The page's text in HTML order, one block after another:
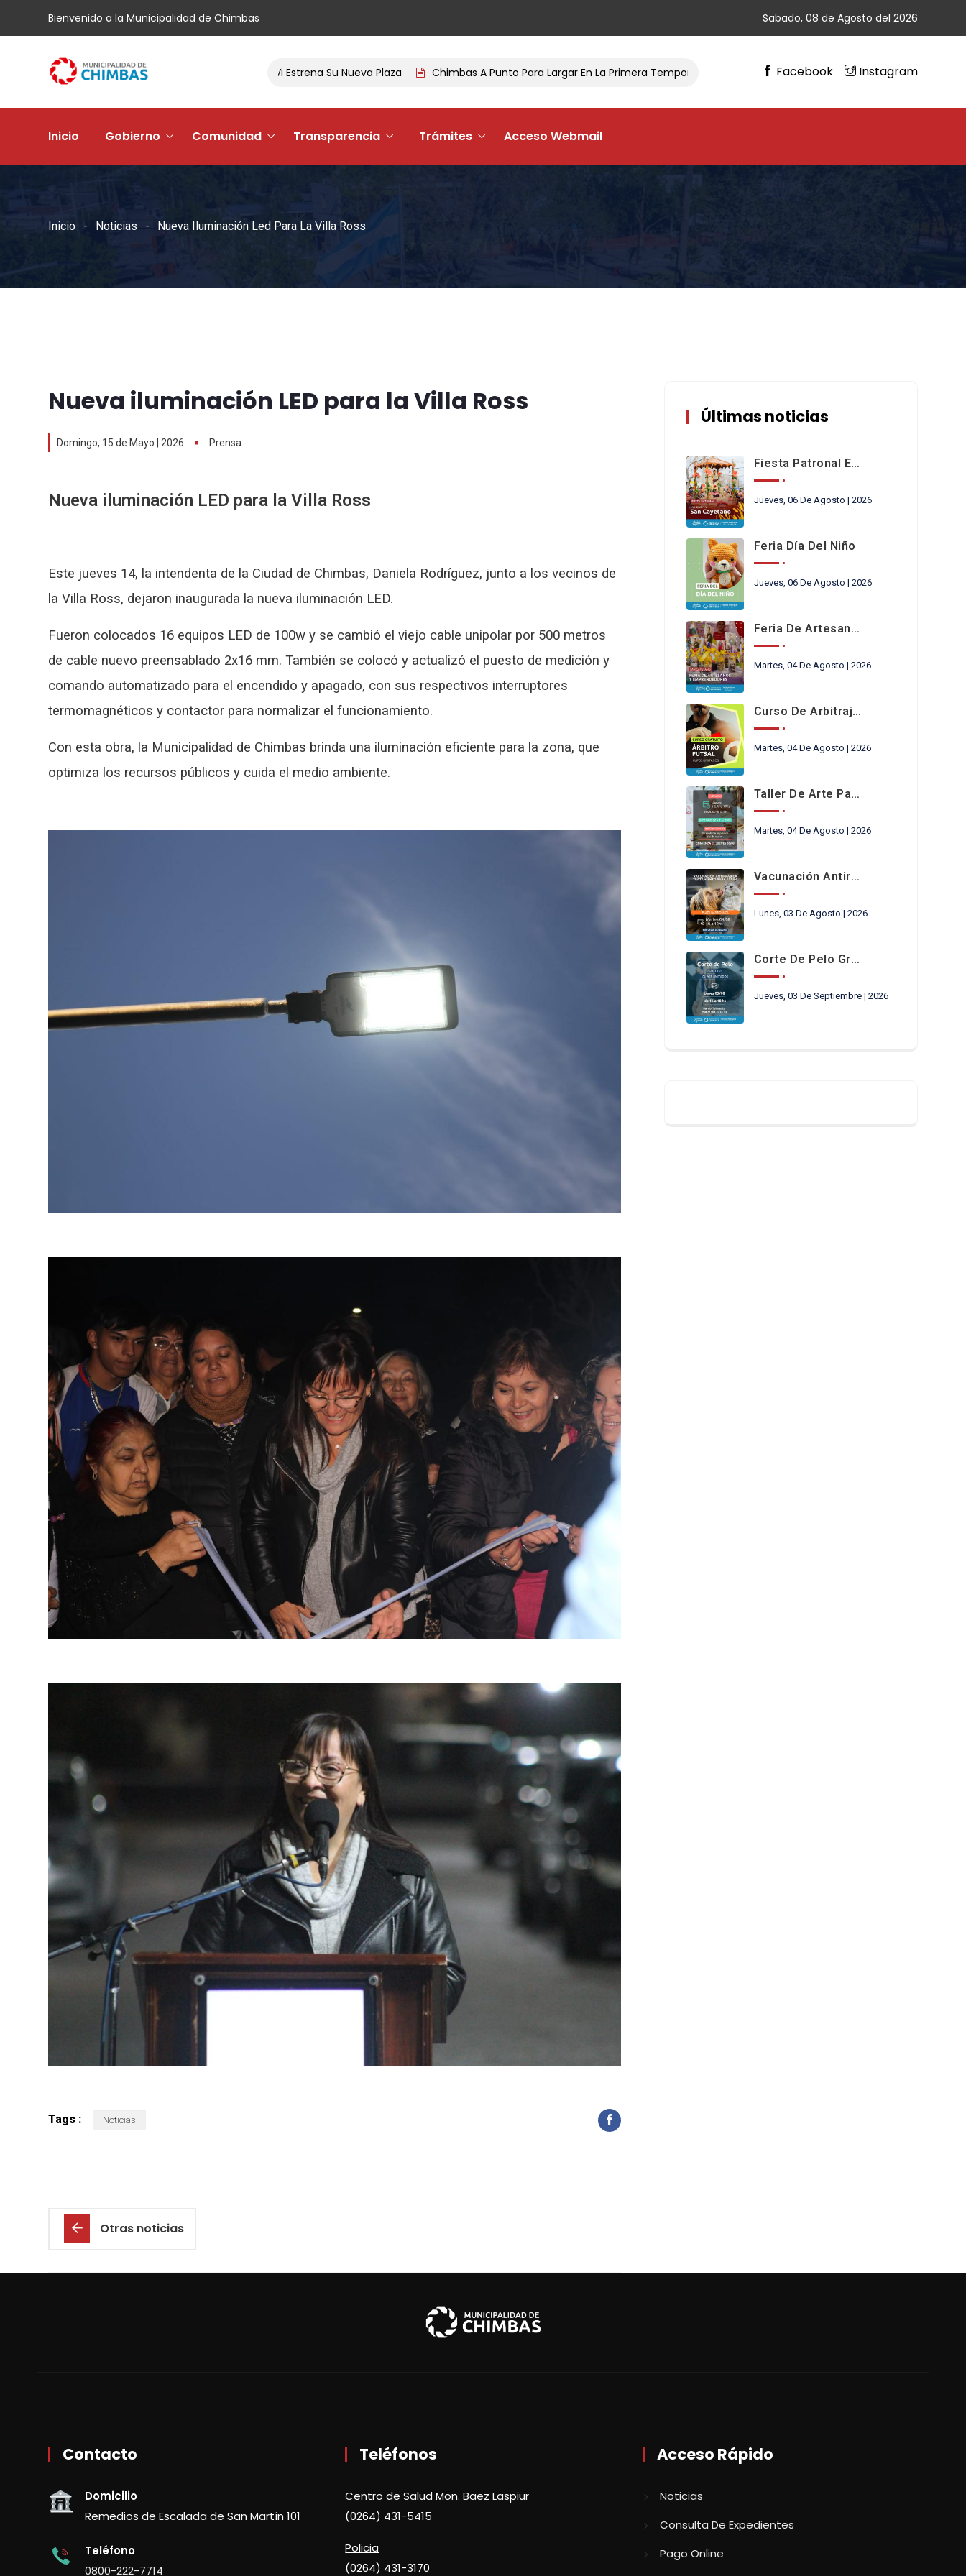
Bienvenido a la Municipalidad de Chimbas Sabado, 08 de Agosto del 2026
El Barrio Andacollo Vi Estrena Su Nueva Plaza Chimbas A Punto Para Largar En La Primera Temporada De Ciclismo Gran Cierre De Vacaciones En
Facebook Instagram
Inicio Gobierno Comunidad Transparencia Trámites Acceso Webmail
Inicio Noticias Nueva Iluminación Led Para La Villa Ross
Nueva iluminación LED para la Villa Ross
Domingo, 15 de Mayo | 2026 Prensa
Nueva iluminación LED para la Villa Ross
Este jueves 14, la intendenta de la Ciudad de Chimbas, Daniela Rodríguez, junto a los vecinos de
la Villa Ross, dejaron inaugurada la nueva iluminación LED.
Fueron colocados 16 equipos LED de 100w y se cambió el viejo cable unipolar por 500 metros
de cable nuevo preensablado 2x16 mm. También se colocó y actualizó el puesto de medición y
comando automatizado para el encendido y apagado, con sus respectivos interruptores
termomagnéticos y contactor para normalizar el funcionamiento.
Con esta obra, la Municipalidad de Chimbas brinda una iluminación eficiente para la zona, que
optimiza los recursos públicos y cuida el medio ambiente.
Tags : Noticias
Otras noticias
Últimas noticias
Fiesta Patronal En Honor A San Cayetano
Jueves, 06 De Agosto | 2026
Feria Día Del Niño
Jueves, 06 De Agosto | 2026
Feria De Artesanos Y Emprendedores De San Cayetano
Martes, 04 De Agosto | 2026
Curso De Arbitraje De Futsal
Martes, 04 De Agosto | 2026
Taller De Arte Para Niños En Chimbas
Martes, 04 De Agosto | 2026
Vacunación Antirrábica
Lunes, 03 De Agosto | 2026
Corte De Pelo Gratis
Jueves, 03 De Septiembre | 2026
Contacto
Domicilio
Remedios de Escalada de San Martín 101
Teléfono
0800-222-7714
Teléfonos
Centro de Salud Mon. Baez Laspiur
(0264) 431-5415
Policia
(0264) 431-3170
Acceso Rápido
Noticias
Consulta De Expedientes
Pago Online